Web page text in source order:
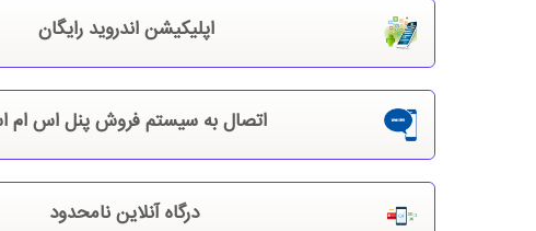
اپلیکیشن اندروید رایگان
اتصال به سیستم فروش پنل اس ام
درگاه آنلاین نامحدود